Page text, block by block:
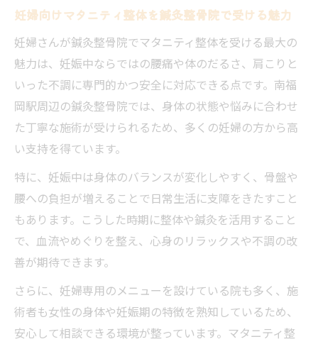
妊婦向けマタニティ整体を鍼灸整骨院で受ける魅力
妊婦さんが鍼灸整骨院でマタニティ整体を受ける最大の
魅力は、妊娠中ならではの腰痛や体のだるさ、肩こりと
いった不調に専門的かつ安全に対応できる点です。南福
岡駅周辺の鍼灸整骨院では、身体の状態や悩みに合わせ
た丁寧な施術が受けられるため、多くの妊婦の方から高
い支持を得ています。
特に、妊娠中は身体のバランスが変化しやすく、骨盤や
腰への負担が増えることで日常生活に支障をきたすこと
もあります。こうした時期に整体や鍼灸を活用すること
で、血流やめぐりを整え、心身のリラックスや不調の改
善が期待できます。
さらに、妊婦専用のメニューを設けている院も多く、施
術者も女性の身体や妊娠期の特徴を熟知しているため、
安心して相談できる環境が整っています。マタニティ整